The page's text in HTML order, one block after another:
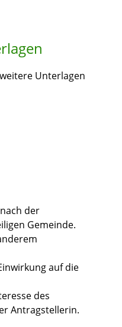
Unterlagen
der
Gemeinde.
auf die
des
Antragstellerin.